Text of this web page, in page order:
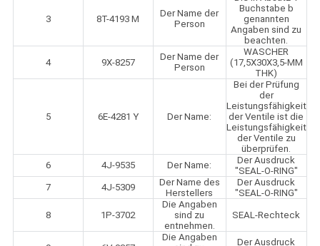
3 8T-4193 M
Der Name der
Person
Buchstabe b
genannten
Angaben sind zu
beachten.
4 9X-8257
Der Name der
Person
WASCHER
(17,5X30X3,5-MM
THK)
5 6E-4281 Y Der Name:
Bei der Prüfung
der
Leistungsfähigkeit
der Ventile ist die
Leistungsfähigkeit
der Ventile zu
überprüfen.
6
4J-9535 Der Name:
Der Ausdruck
"SEAL-O-RING"
7
4J-5309
Der Name des
Herstellers
Der Ausdruck
"SEAL-O-RING"
8 1P-3702
Die Angaben
sind zu
entnehmen.
SEAL-Rechteck
Die Angaben
Der Ausdruck